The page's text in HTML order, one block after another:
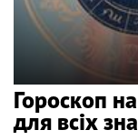
Гороскоп
для всіх